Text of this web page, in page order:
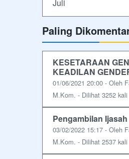
Juli
Paling
KESETARAAN
KEADILAN
01/06/2021 20:00 - Oleh
M.Kom. - Dilihat 3252 kali
Pengambilan Ijasah
03/02/2022 15:17 - Oleh
M.Kom. - Dilihat 2537 kali